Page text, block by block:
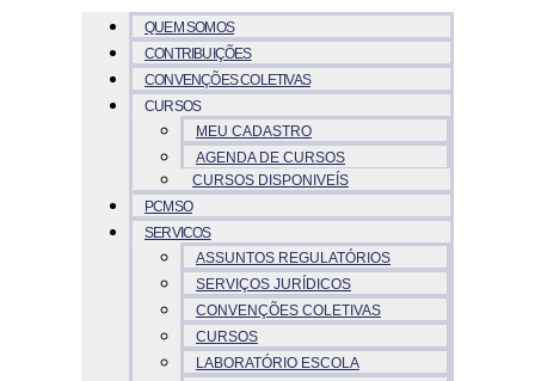
QUEM SOMOS
CONTRIBUIÇÕES
CONVENÇÕES COLETIVAS
CURSOS
MEU CADASTRO
AGENDA DE CURSOS
CURSOS DISPONIVEÍS
PCMSO
SERVICOS
ASSUNTOS REGULATÓRIOS
SERVIÇOS JURÍDICOS
CONVENÇÕES COLETIVAS
CURSOS
LABORATÓRIO ESCOLA